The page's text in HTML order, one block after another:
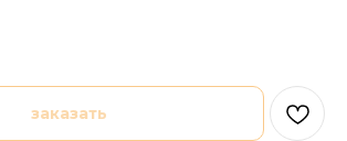
заказать